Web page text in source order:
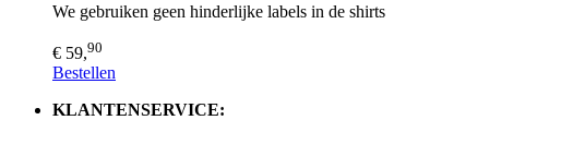
We gebruiken geen hinderlijke labels in de shirts
€ 59,90
Bestellen
KLANTENSERVICE: